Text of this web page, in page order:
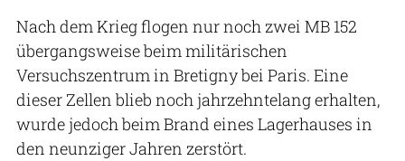
Nach dem Krieg flogen nur noch zwei MB 152
übergangsweise beim militärischen
Versuchszentrum in Bretigny bei Paris. Eine
dieser Zellen blieb noch jahrzehntelang erhalten,
wurde jedoch beim Brand eines Lagerhauses in
den neunziger Jahren zerstört.